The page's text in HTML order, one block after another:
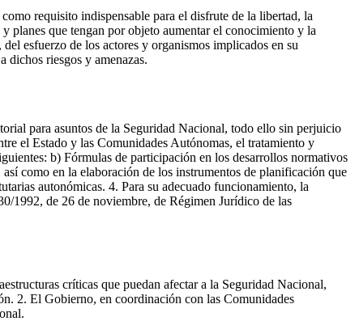
requisito indispensable para el disfrute de la libertad, la
planes que tengan por objeto aumentar el conocimiento y la
esfuerzo de los actores y organismos implicados en su
dichos riesgos y amenazas.
para asuntos de la Seguridad Nacional, todo ello sin perjuicio
el Estado y las Comunidades Autónomas, el tratamiento y
b) Fórmulas de participación en los desarrollos normativos
como en la elaboración de los instrumentos de planificación que
autonómicas. 4. Para su adecuado funcionamiento, la
1992, de 26 de noviembre, de Régimen Jurídico de las
críticas que puedan afectar a la Seguridad Nacional,
2. El Gobierno, en coordinación con las Comunidades